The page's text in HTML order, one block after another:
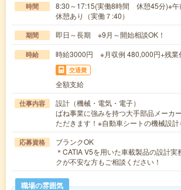
時間
8:30～17:15(実働8時間 休憩45分)※午
休憩あり（実働７:40）
期間 即日～長期 ※9月～開始相談OK！
時給 時給3000円 ※月収例 480,000円+残業
交通費
全額支給
仕事内容
設計（機械・電気・電子）
ばね事業に強みを持つ大手部品メーカ
ただきます！※自動車シートの機械設
応募資格
ブランクOK
＊CATIA V5を用いた車載製品の設計
クが不安な方もご相談ください！
職場の雰囲気